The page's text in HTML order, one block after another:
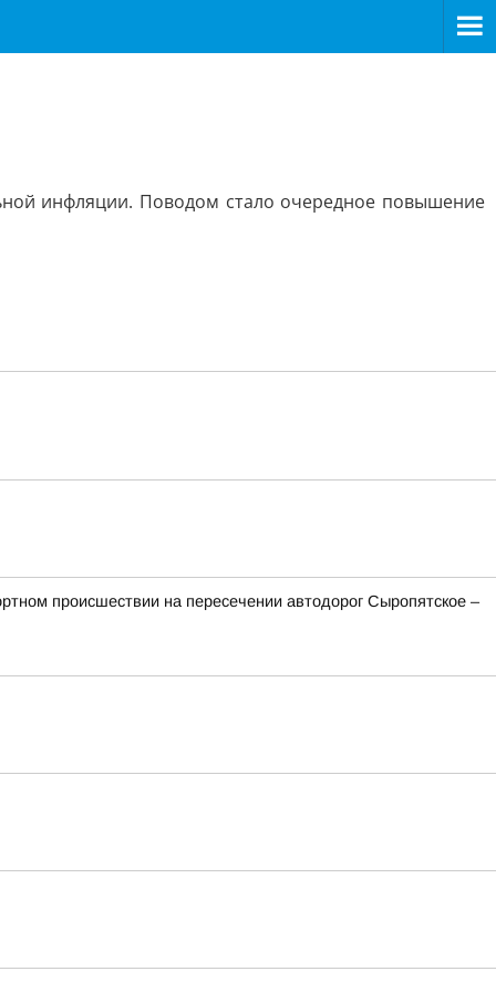
инфляции. Поводом стало очередное повышение
происшествии на пересечении автодорог Сыропятское –